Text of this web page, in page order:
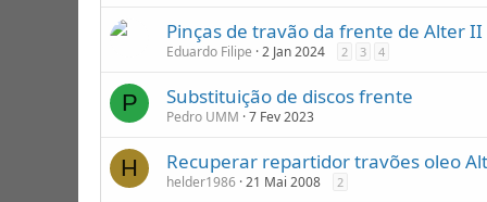
Pinças de travão da frente de Alter II
Eduardo Filipe 2 Jan 2024 2 3 4
P Substituição de discos frente
Pedro UMM 7 Fev 2023
H Recuperar repartidor travões oleo
helder1986 21 Mai 2008 2